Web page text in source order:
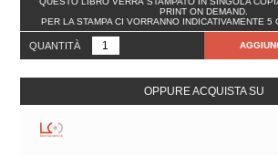
PRINT ON DEMAND.
PER LA STAMPA CI VORRANNO INDICATIVAMENTE 5
QUANTITÀ
OPPURE ACQUISTA SU